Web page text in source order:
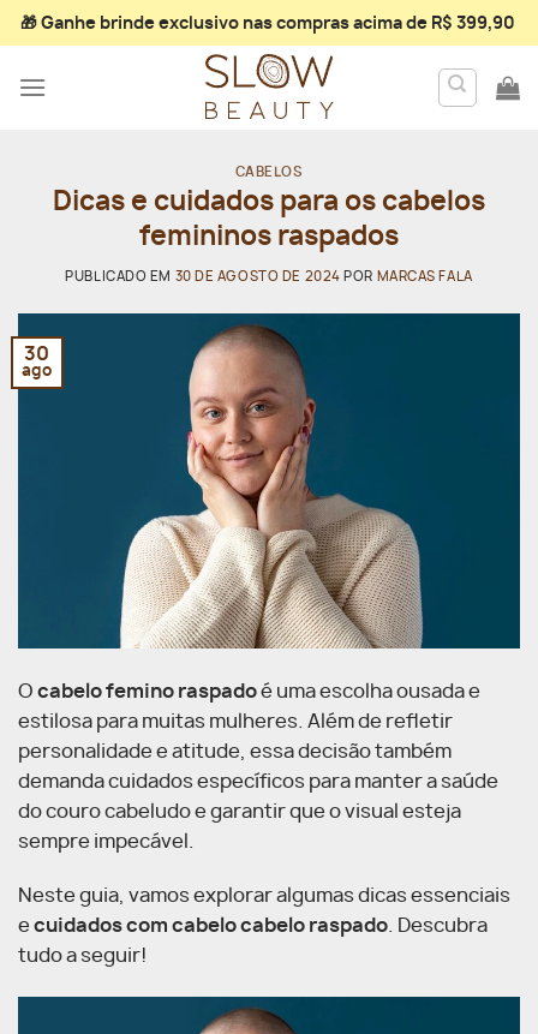
Skip
to
🎁 Ganhe brinde exclusivonas compras acima de R$ 399,90
CABELOS
Dicas e cuidados para os cabelos
femininos raspados
PUBLICADO EM 30 DE AGOSTO DE 2024 POR MARCAS FALA
30
ago
O cabelo femino raspadoé uma escolha ousada e
estilosa para muitas mulheres. Além de refletir
personalidade e atitude, essa decisão também
demanda cuidados específicos para manter a saúde
do couro cabeludo e garantir que o visual esteja
sempre impecável.
Neste guia, vamos explorar algumas dicas essenciais
ecuidados com cabelo cabelo raspado. Descubra
tudo a seguir!